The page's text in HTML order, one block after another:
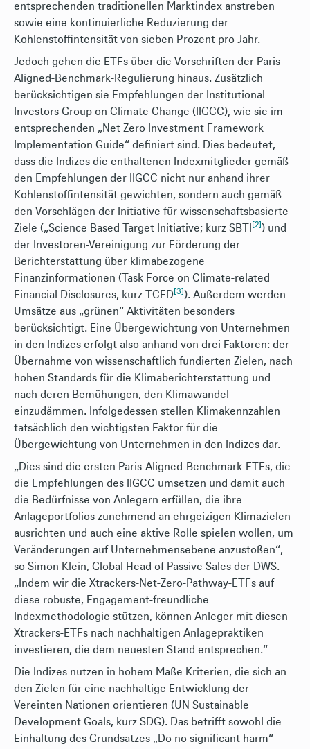
entsprechenden traditionellen Marktindex anstreben
sowie eine kontinuierliche Reduzierung der
Kohlenstoffintensität von sieben Prozent pro Jahr.
Jedoch gehen die ETFs über die Vorschriften der Paris-
Aligned-Benchmark-Regulierung hinaus. Zusätzlich
berücksichtigen sie Empfehlungen der Institutional
Investors Group on Climate Change (IIGCC), wie sie im
entsprechenden „Net Zero Investment Framework
Implementation Guide“ definiert sind. Dies bedeutet,
dass die Indizes die enthaltenen Indexmitglieder gemäß
den Empfehlungen der IIGCC nicht nur anhand ihrer
Kohlenstoffintensität gewichten, sondern auch gemäß
den Vorschlägen der Initiative für wissenschaftsbasierte
Ziele („Science Based Target Initiative; kurz SBTI
[2] ) und
der Investoren-Vereinigung zur Förderung der
Berichterstattung über klimabezogene
Finanzinformationen (Task Force on Climate-related
Financial Disclosures, kurz TCFD[3] ). Außerdem werden
Umsätze aus „grünen“ Aktivitäten besonders
berücksichtigt. Eine Übergewichtung von Unternehmen
in den Indizes erfolgt also anhand von drei Faktoren: der
Übernahme von wissenschaftlich fundierten Zielen, nach
hohen Standards für die Klimaberichterstattung und
nach deren Bemühungen, den Klimawandel
einzudämmen. Infolgedessen stellen Klimakennzahlen
tatsächlich den wichtigsten Faktor für die
Übergewichtung von Unternehmen in den Indizes dar.
„Dies sind die ersten Paris-Aligned-Benchmark-ETFs, die
die Empfehlungen des IIGCC umsetzen und damit auch
die Bedürfnisse von Anlegern erfüllen, die ihre
Anlageportfolios zunehmend an ehrgeizigen Klimazielen
ausrichten und auch eine aktive Rolle spielen wollen, um
Veränderungen auf Unternehmensebene anzustoßen“,
so Simon Klein, Global Head of Passive Sales der DWS.
„Indem wir die Xtrackers-Net-Zero-Pathway-ETFs auf
diese robuste, Engagement-freundliche
Indexmethodologie stützen, können Anleger mit diesen
Xtrackers-ETFs nach nachhaltigen Anlagepraktiken
investieren, die dem neuesten Stand entsprechen.“
Die Indizes nutzen in hohem Maße Kriterien, die sich an
den Zielen für eine nachhaltige Entwicklung der
Vereinten Nationen orientieren (UN Sustainable
Development Goals, kurz SDG). Das betrifft sowohl die
Einhaltung des Grundsatzes „Do no significant harm“